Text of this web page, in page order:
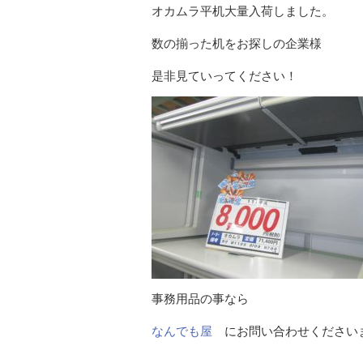
オカムラ平机大量入荷しました。
数の揃った机をお探しの企業様
是非見ていってください！
事務用品の事なら
なんでも屋 にお問い合わせください